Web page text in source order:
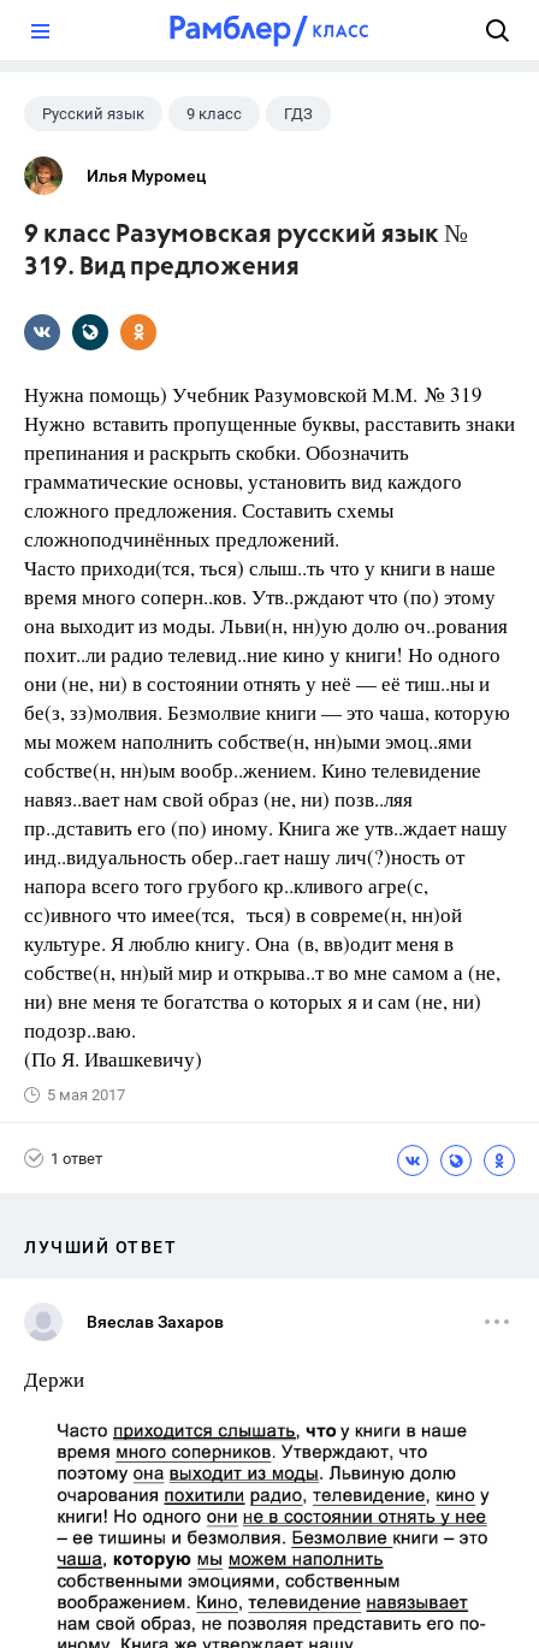
Русский язык 9 класс ГДЗ
Илья Муромец
9 класс Разумовская русский язык №
319. Вид предложения
Нужна помощь) Учебник Разумовской М.М. № 319
Нужно вставить пропущенные буквы, расставить знаки
препинания и раскрыть скобки. Обозначить
грамматические основы, установить вид каждого
сложного предложения. Составить схемы
сложноподчинённых предложений.
Часто приходи(тся, ться) слыш..ть что у книги в наше
время много соперн..ков. Утв..рждают что (по) этому
она выходит из моды. Льви(н, нн)ую долю оч..рования
похит..ли радио телевид..ние кино у книги! Но одного
они (не, ни) в состоянии отнять у неё — её тиш..ны и
бе(з, зз)молвия. Безмолвие книги — это чаша, которую
мы можем наполнить собстве(н, нн)ыми эмоц..ями
собстве(н, нн)ым вообр..жением. Кино телевидение
навяз..вает нам свой образ (не, ни) позв..ляя
пр..дставить его (по) иному. Книга же утв..ждает нашу
инд..видуальность обер..гает нашу лич(?)ность от
напора всего того грубого кр..кливого агре(с,
сс)ивного что имее(тся, ться) в совреме(н, нн)ой
культуре. Я люблю книгу. Она (в, вв)одит меня в
собстве(н, нн)ый мир и открыва..т во мне самом а (не,
ни) вне меня те богатства о которых я и сам (не, ни)
подозр..ваю.
(По Я. Ивашкевичу)
5 мая 2017
1 ответ
ЛУЧШИЙ ОТВЕТ
Вяеслав Захаров
Держи